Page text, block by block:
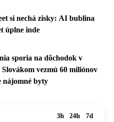
si nechá zisky: AI bublina
úplne inde
sporia na dôchodok v
vezmú 60 miliónov
nájomné byty
3h 24h 7d